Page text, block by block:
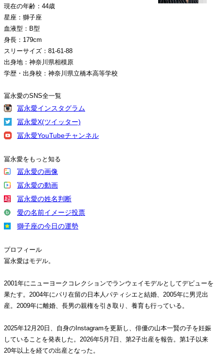
現在の年齢：44歳
星座：獅子座
血液型：B型
身長：179cm
スリーサイズ：81-61-88
出身地：神奈川県相模原
学歴・出身校：神奈川県立橋本高等学校
冨永愛のSNS全一覧
冨永愛インスタグラム
冨永愛X(ツイッター)
冨永愛YouTubeチャンネル
冨永愛をもっと知る
冨永愛の画像
冨永愛の動画
冨永愛の姓名判断
愛の名前イメージ投票
獅子座の今日の運勢
プロフィール
冨永愛はモデル。
2001年にニューヨークコレクションでランウェイモデルとしてデビューを
果たす。2004年にパリ在留の日本人パティシエと結婚、2005年に男児出
産。2009年に離婚、長男の親権を引き取り、養育も行っている。
2025年12月20日、自身のInstagramを更新し、俳優の山本一賢の子を妊娠
していることを発表した。2026年5月7日、第2子出産を報告。第1子以来
20年以上を経ての出産となった。